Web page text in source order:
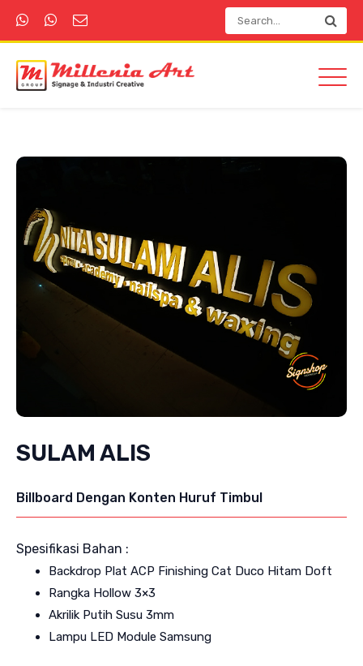
SULAM ALIS
Billboard Dengan Konten Huruf Timbul
Spesifikasi Bahan :
Backdrop Plat ACP Finishing Cat Duco Hitam Doft
Rangka Hollow 3×3
Akrilik Putih Susu 3mm
Lampu LED Module Samsung